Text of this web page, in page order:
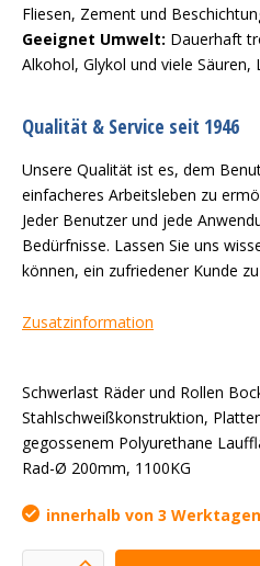
Fliesen, Zement und
Geeignet Umwelt: Dauerhaft
Alkohol, Glykol und viele Säuren,
Qualität & Service seit 1946
Unsere Qualität ist es, dem
einfacheres Arbeitsleben zu
Jeder Benutzer und jede
Bedürfnisse. Lassen Sie uns
können, ein zufriedener Kunde
Zusatzinformation
Schwerlast Räder und Rollen
Stahlschweißkonstruktion,
gegossenem Polyurethane
Rad-Ø 200mm, 1100KG
innerhalb von 3 Werktagen